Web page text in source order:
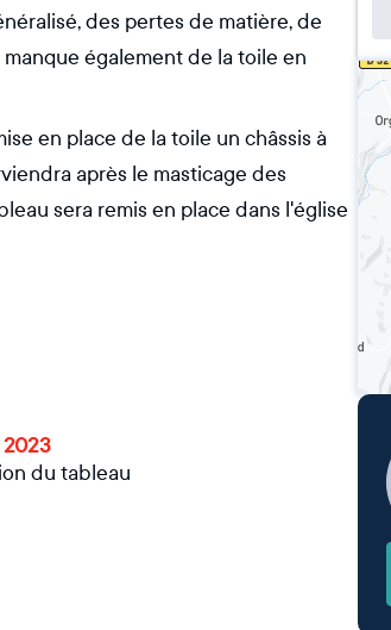
des pertes de matière, de
également de la toile en
en place de la toile un châssis à
après le masticage des
sera remis en place dans l'église
du tableau